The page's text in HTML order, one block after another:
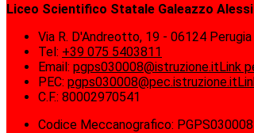
Liceo Scientifico Statale Galeazzo
Via R. D'Andreotto, 19 - 06124 Perugia
Tel: +39 075 5403811
Email: pgps030008@istruzione.itLink
PEC: pgps030008@pec.istruzione.it
C.F.: 80002970541
Codice Meccanografico: PGPS030008